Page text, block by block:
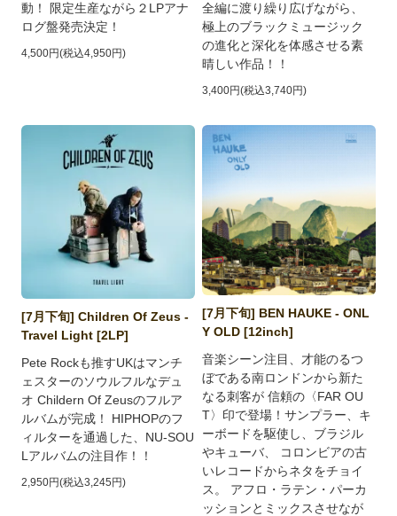
動！ 限定生産ながら２LPアナ
ログ盤発売決定！
4,500円(税込4,950円)
全編に渡り繰り広げながら、
極上のブラックミュージック
の進化と深化を体感させる素
晴しい作品！！
3,400円(税込3,740円)
[7月下旬] Children Of Zeus -
Travel Light [2LP]
Pete Rockも推すUKはマンチ
ェスターのソウルフルなデュ
オ Childern Of Zeusのフルア
ルバムが完成！ HIPHOPのフ
ィルターを通過した、NU-SOU
Lアルバムの注目作！！
2,950円(税込3,245円)
[7月下旬] BEN HAUKE - ONL
Y OLD [12inch]
音楽シーン注目、才能のるつ
ぼである南ロンドンから新た
なる刺客が 信頼の〈FAR OU
T〉印で登場！サンプラー、キ
ーボードを駆使し、ブラジル
やキューバ、 コロンビアの古
いレコードからネタをチョイ
ス。 アフロ・ラテン・パーカ
ッションとミックスさせなが